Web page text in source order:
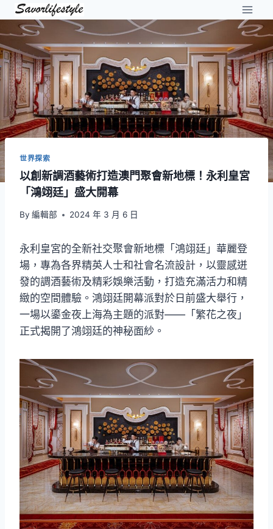
Skip
content
世界探索
以創新調酒藝術打造澳門聚會新地標！永利皇宮
「鴻翊廷」盛大開幕
By 編輯部 2024 年 3 月 6 日
永利皇宮的全新社交聚會新地標「鴻翊廷」華麗登
場，專為各界精英人士和社會名流設計，以靈感迸
發的調酒藝術及精彩娛樂活動，打造充滿活力和精
緻的空間體驗。鴻翊廷開幕派對於日前盛大舉行，
一場以鎏金夜上海為主題的派對——「繁花之夜」
正式揭開了鴻翊廷的神秘面紗。